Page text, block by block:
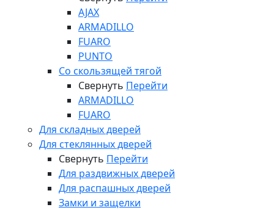
AJAX
ARMADILLO
FUARO
PUNTO
Со скользящей тягой
Свернуть Перейти
ARMADILLO
FUARO
Для складных дверей
Для стеклянных дверей
Свернуть Перейти
Для раздвижных дверей
Для распашных дверей
Замки и защелки